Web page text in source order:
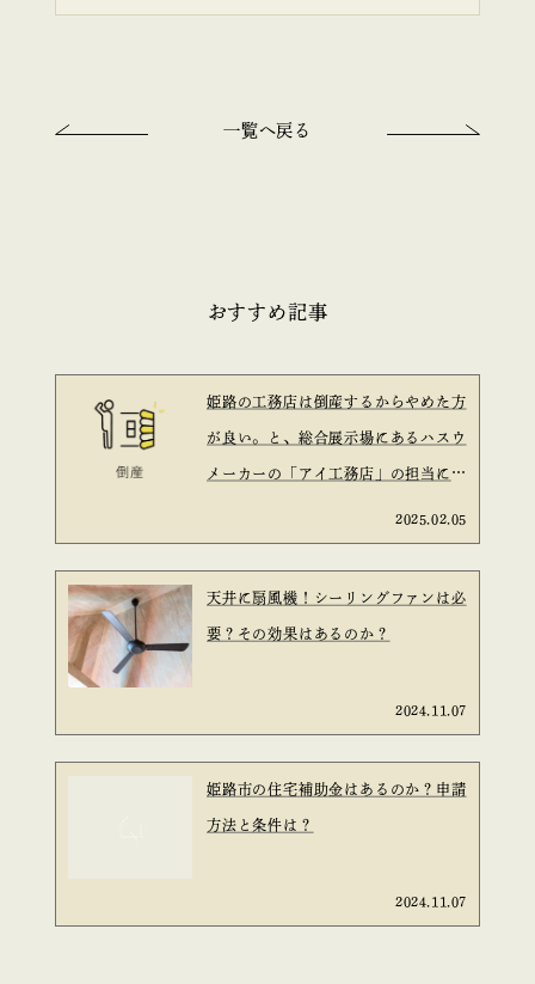
一覧へ戻る
おすすめ記事
姫路の工務店は倒産するからやめた方
が良い。と、総合展示場にあるハスウ
メーカーの「アイ工務店」の担当に言
のか？を考えてみた。
2025.02.05
天井に扇風機！シーリングファンは必
要？その効果はあるのか？
2024.11.07
姫路市の住宅補助金はあるのか？申請
方法と条件は？
2024.11.07